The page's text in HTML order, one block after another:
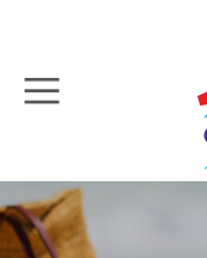
Pasar al contenido
Buscar